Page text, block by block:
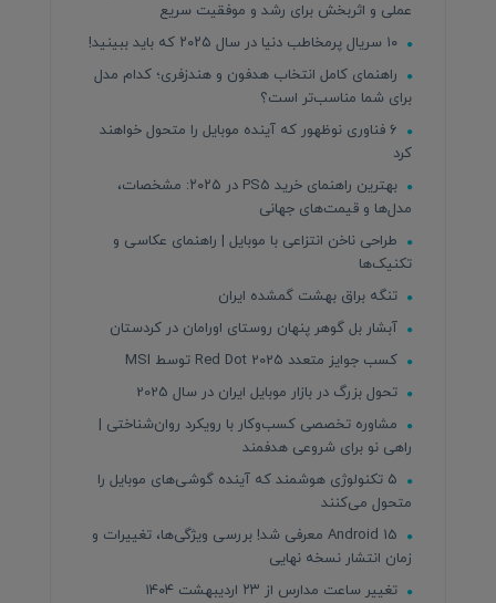
عملی و اثربخش برای رشد و موفقیت سریع
راهنمای کامل انتخاب هدفون و هندزفری؛ کدام مدل
برای شما مناسب‌تر است؟
۶ فناوری نوظهور که آینده موبایل را متحول خواهند
کرد
بهترین راهنمای خرید PS5 در ۲۰۲۵: مشخصات،
مدل‌ها و قیمت‌های جهانی
طراحی ناخن انتزاعی با موبایل | راهنمای عکاسی و
تکنیک‌ها
تنگه براق بهشت گمشده ایران
آبشار بل گوهر پنهان روستای اورامان در کردستان
کسب جوایز متعدد Red Dot 2025 توسط MSI
تحول بزرگ در بازار موبایل ایران در سال 2025
مشاوره تخصصی کسب‌وکار با رویکرد روان‌شناختی |
راهی نو برای شروعی هدفمند
۵ تکنولوژی هوشمند که آینده گوشی‌های موبایل را
متحول می‌کنند
Android 15 معرفی شد! بررسی ویژگی‌ها، تغییرات و
زمان انتشار نسخه نهایی
تغییر ساعت مدارس از ۲۳ اردیبهشت ۱۴۰۴